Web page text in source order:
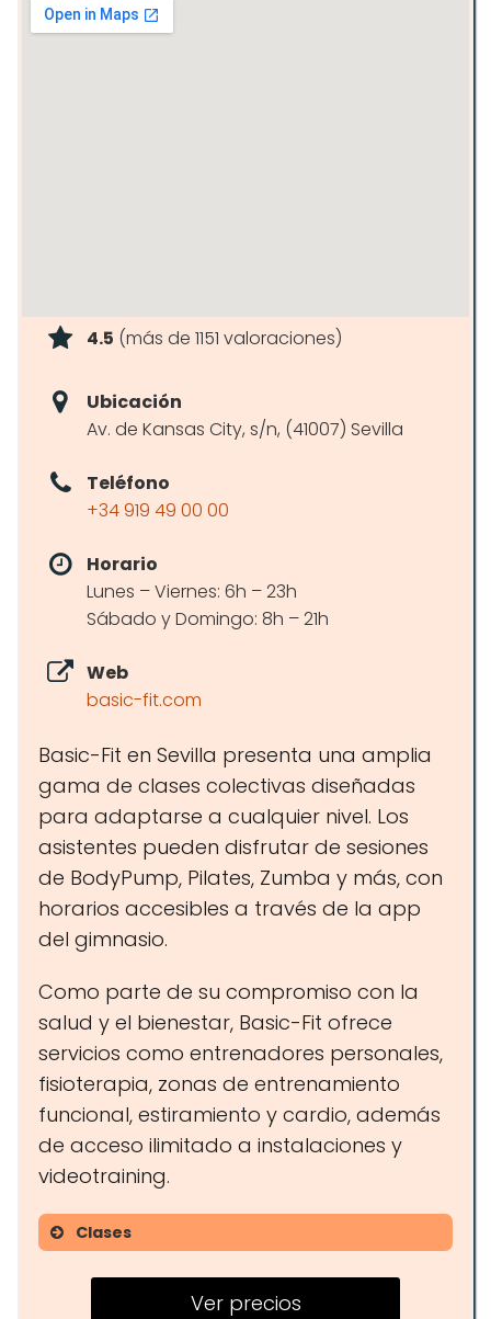
4.5 (más de 1151 valoraciones)
Ubicación
Av. de Kansas City, s/n, (41007) Sevilla
Teléfono
+34 919 49 00 00
Horario
Lunes – Viernes: 6h – 23h
Sábado y Domingo: 8h – 21h
Web
basic-fit.com
Basic-Fit en Sevilla presenta una amplia
gama de clases colectivas diseñadas
para adaptarse a cualquier nivel. Los
asistentes pueden disfrutar de sesiones
de BodyPump, Pilates, Zumba y más, con
horarios accesibles a través de la app
del gimnasio.
Como parte de su compromiso con la
salud y el bienestar, Basic-Fit ofrece
servicios como entrenadores personales,
fisioterapia, zonas de entrenamiento
funcional, estiramiento y cardio, además
de acceso ilimitado a instalaciones y
videotraining.
Clases
BodyPump
Ver precios